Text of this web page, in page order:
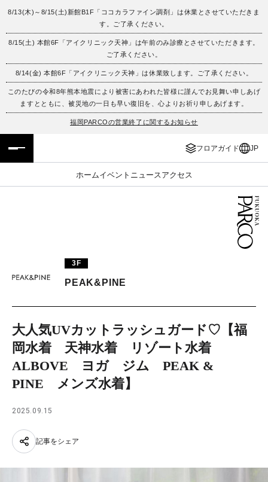
8/13(木)～8/15(土)新館B1F「ココカラファイン調剤」は休業とさせていただきま
す。ご了承ください。
8/15(土) 本館6F「アイクリニック天神」は午前のみ診療とさせていただきます。
ご了承ください。
8/14(金) 本館6F「アイクリニック天神」は休業致します。ご了承ください。
このたびの令和8年熊本地震により被害にあわれた皆様に謹んでお見舞い申しあげ
ますとともに、被災地の一日も早い復旧を、心よりお祈り申しあげます。
福岡PARCOの営業終了に関するお知らせ
フロアガイド JP
ホームイベント ニュース アクセス
フロアガイド
施設案内・アクセス
イベント・ポップアップ
レストラン・カフェ
ENGLISH
繁体字
簡体字
ภาษาไทย
3F
PEAK&PINE
大人気UVカットラッシュガード♡【福
岡水着 天神水着 リゾート水着
ALBOVE ヨガ ジム PEAK &
PINE メンズ水着】
2025.09.15
記事をシェア